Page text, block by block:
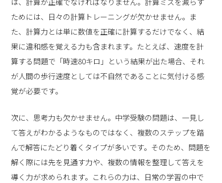
ためには、日々の計算トレーニングが欠かせません。ま
た、計算力とは単に数値を正確に計算するだけでなく、結
果に違和感を覚える力も含まれます。たとえば、速度を計
算する問題で「時速80キロ」という結果が出た場合、それ
が人間の歩行速度としては不自然であることに気付ける感
覚が必要です。
次に、思考力も欠かせません。中学受験の問題は、一見し
て答えがわかるようなものではなく、複数のステップを踏
んで解答にたどり着くタイプが多いです。そのため、問題を
解く際には先を見通す力や、複数の情報を整理して答えを
導く力が求められます。これらの力は、日常の学習の中で